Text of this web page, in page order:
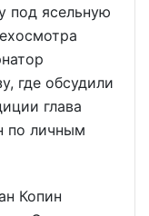
под ясельную
где обсудили
глава
по личным
Копин